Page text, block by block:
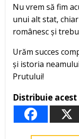
Nu vrem să fim
unui alt stat,
românesc și
Urăm succes
și istoria
Prutului!
Distribuie